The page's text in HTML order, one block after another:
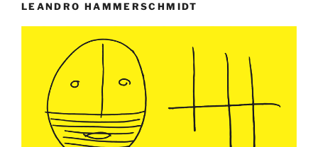
LEANDRO HAMMERSCHMIDT